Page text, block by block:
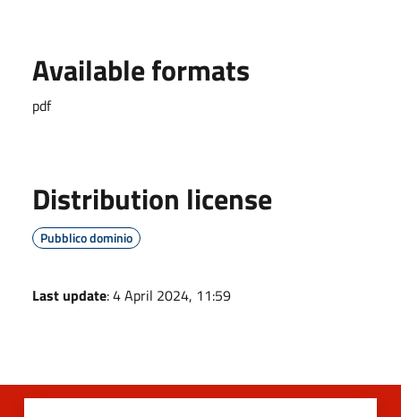
Available formats
pdf
Distribution license
Pubblico dominio
Last update: 4 April 2024, 11:59